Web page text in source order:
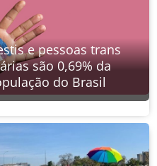
e pessoas trans
são 0,69% da
do Brasil